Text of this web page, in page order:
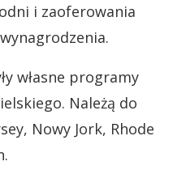
i zaoferowania
własne programy
Należą do
Nowy Jork, Rhode